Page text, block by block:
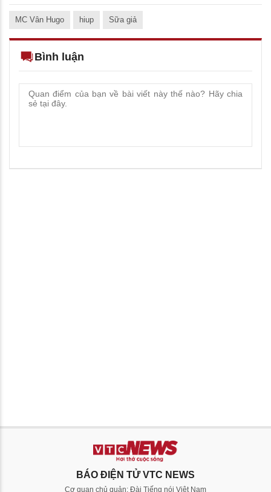
MC Vân Hugo hiup Sữa giả
Bình luận
BÁO ĐIỆN TỬ VTC NEWS
Cơ quan chủ quản: Đài Tiếng nói Việt Nam